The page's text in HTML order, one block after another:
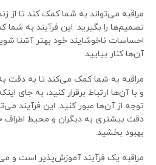
مراقبه می‌تواند به شما کمک کند تا از
تصمیم‌ها را بگیرید. این فرآیند به شما
احساسات ناخوشایند خود بهتر آشنا
آن‌ها کنار بیایید.
مراقبه به شما کمک می‌کند تا به دقت
و با آن‌ها ارتباط برقرار کنید، به جای
توجه از آن‌ها عبور کنید. این فرآیند
دقت بیشتری به دیگران و محیط اطراف
بهبود بخشید.
مراقبه یک فرآیند آموزش‌پذیر است و